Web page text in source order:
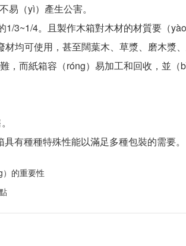
易（yì）產生公害。
3~1/4。且製作木箱對木材的材質要（
均可使用，甚至闊葉木、草漿、磨木漿
，而紙箱容（róng）易加工和回收，並
有種種特殊性能以滿足多種包裝的需要。
的重要性